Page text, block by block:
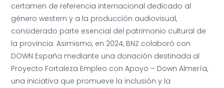
certamen de referencia internacional dedicado al
género western y a la producción audiovisual,
considerado parte esencial del patrimonio cultural de
la provincia. Asimismo, en 2024, BNZ colaboró con
DOWN España mediante una donación destinada al
Proyecto Fortaleza Empleo con Apoyo – Down Almería,
una iniciativa que promueve la inclusión y la